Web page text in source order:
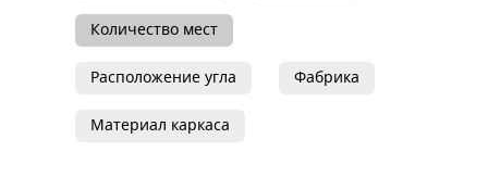
Количество мест
Расположение угла Фабрика
Материал каркаса